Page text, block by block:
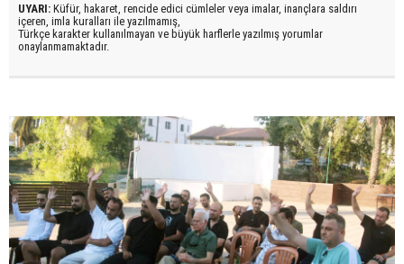
UYARI: Küfür, hakaret, rencide edici cümleler veya imalar, inançlara saldırı
içeren, imla kuralları ile yazılmamış,
Türkçe karakter kullanılmayan ve büyük harflerle yazılmış yorumlar
onaylanmamaktadır.